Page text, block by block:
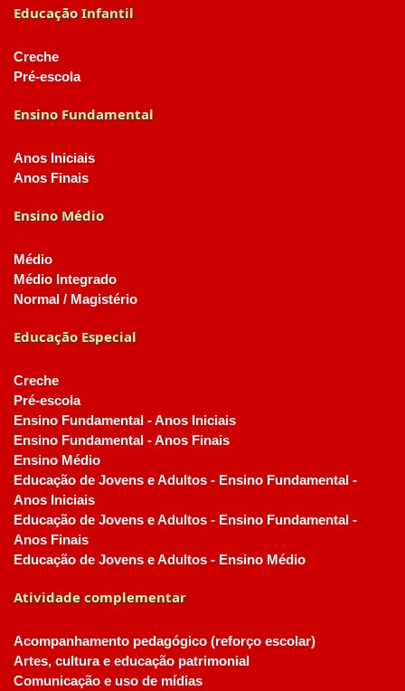
Educação Infantil
Creche
Pré-escola
Ensino Fundamental
Anos Iniciais
Anos Finais
Ensino Médio
Médio
Médio Integrado
Normal / Magistério
Educação Especial
Creche
Pré-escola
Ensino Fundamental - Anos Iniciais
Ensino Fundamental - Anos Finais
Ensino Médio
Educação de Jovens e Adultos - Ensino Fundamental -
Anos Iniciais
Educação de Jovens e Adultos - Ensino Fundamental -
Anos Finais
Educação de Jovens e Adultos - Ensino Médio
Atividade complementar
Acompanhamento pedagógico (reforço escolar)
Artes, cultura e educação patrimonial
Comunicação e uso de mídias